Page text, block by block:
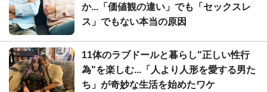
か...「価値観の違い」でも「セックスレ
ス」でもない本当の原因
11体のラブドールと暮らし"正しい性行
為"を楽しむ...「人より人形を愛する男た
ち」が奇妙な生活を始めたワケ